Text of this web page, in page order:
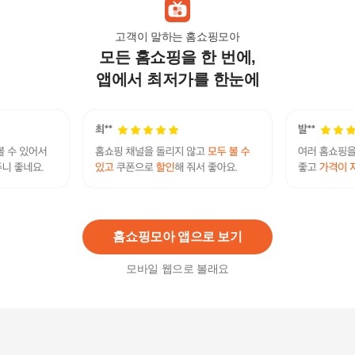
고객이 말하는 홈쇼핑모아
모든 홈쇼핑을 한 번에,
앱에서 최저가를 한눈에
홈쇼핑모아 앱으로 보기
모바일 웹으로 볼래요
25년 경기미 백진주 20kg
89,900원
보약같은 백진주 쌀 8kg / 25년산 햅쌀 / 상등급